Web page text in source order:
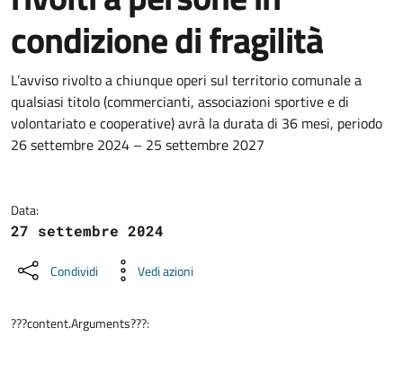
condizione di fragilità
Dettagli della notizia
L’avviso rivolto a chiunque operi sul territorio comunale a
qualsiasi titolo (commercianti, associazioni sportive e di
volontariato e cooperative) avrà la durata di 36 mesi, periodo
26 settembre 2024 – 25 settembre 2027
Data:
27 settembre 2024
Condividi Vedi azioni
???content.Arguments???: